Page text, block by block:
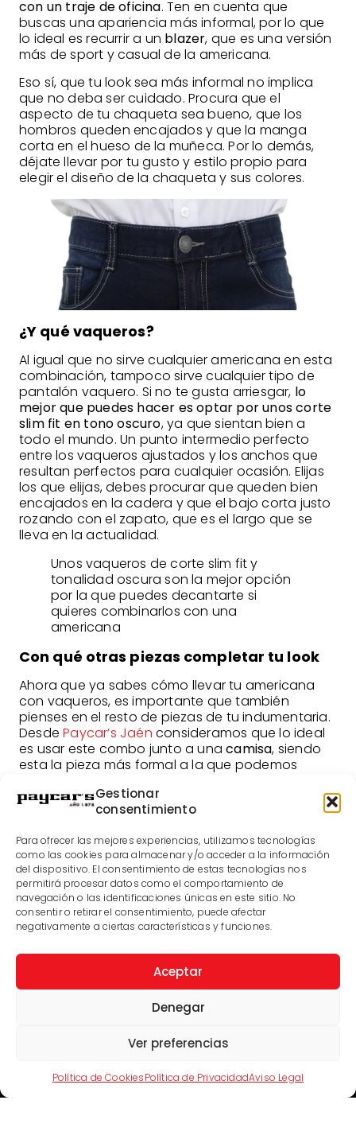
Gestionar
consentimiento
Para ofrecer las mejores experiencias, utilizamos tecnologías
como las cookies para almacenar y/o acceder a la información
del dispositivo. El consentimiento de estas tecnologías nos
permitirá procesar datos como el comportamiento de
navegación o las identificaciones únicas en este sitio. No
consentir o retirar el consentimiento, puede afectar
negativamente a ciertas características y funciones.
Aceptar
Denegar
Ver preferencias
Política de CookiesPolítica de PrivacidadAviso Legal
con un traje de oficina. Ten en cuenta que
buscas una apariencia más informal, por lo que
lo ideal es recurrir a un blazer, que es una versión
más de sport y casual de la americana.
Eso sí, que tu look sea más informal no implica
que no deba ser cuidado. Procura que el
aspecto de tu chaqueta sea bueno, que los
hombros queden encajados y que la manga
corta en el hueso de la muñeca. Por lo demás,
déjate llevar por tu gusto y estilo propio para
elegir el diseño de la chaqueta y sus colores.
¿Y qué vaqueros?
Al igual que no sirve cualquier americana en esta
combinación, tampoco sirve cualquier tipo de
pantalón vaquero. Si no te gusta arriesgar, lo
mejor que puedes hacer es optar por unos corte
slim fit en tono oscuro, ya que sientan bien a
todo el mundo. Un punto intermedio perfecto
entre los vaqueros ajustados y los anchos que
resultan perfectos para cualquier ocasión. Elijas
los que elijas, debes procurar que queden bien
encajados en la cadera y que el bajo corta justo
rozando con el zapato, que es el largo que se
lleva en la actualidad.
Unos vaqueros de corte slim fit y
tonalidad oscura son la mejor opción
por la que puedes decantarte si
quieres combinarlos con una
americana
Con qué otras piezas completar tu look
Ahora que ya sabes cómo llevar tu americana
con vaqueros, es importante que también
pienses en el resto de piezas de tu indumentaria.
DesdePaycar’s Jaén consideramos que lo ideal
es usar este combo junto a unacamisa, siendo
esta la pieza más formal a la que podemos
Sin embargo, existen otras alternativas que
alto o redondo son estupendos para el invierno,
mientras que en verano puede completar tu look
con unacamiseta básicade manga corta. Por
otra parte, también debes prestar atención al
calzado, teniendo opciones como las deportivas
como versión más casual y los zapatos como
opción más elegante.